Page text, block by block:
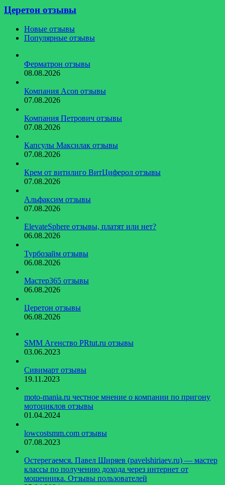
Церетон отзывы
Новые отзывы
Популярные отзывы
Ферматрон отзывы
08.08.2026
Компания Acon отзывы
07.08.2026
Компания Петрович отзывы
07.08.2026
Капсулы Максилак отзывы
07.08.2026
Крем от витилиго ВитЦиферол отзывы
07.08.2026
Альфаксим отзывы
07.08.2026
ElevateSphere отзывы, платят или нет?
06.08.2026
Турбозайм отзывы
06.08.2026
Мастер365 отзывы
06.08.2026
Церетон отзывы
06.08.2026
SMM Агенство PRtut.ru отзывы
03.06.2023
Сивимарт отзывы
19.11.2023
moto-mania.ru честное мнение о компании по пригону
мотоциклов отзывы
01.04.2024
lowcostsmm.com отзывы
07.08.2023
Остерегаемся. Павел Ширяев (pavelshiriaev.ru) — мастер
классы по получению дохода через интернет от
мошенника. Отзывы пользователей